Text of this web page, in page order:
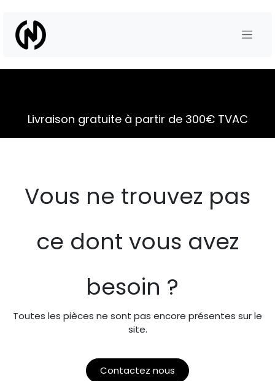
Livraison gratuite à partir de 300€ TVAC
Vous ne trouvez pas
ce dont vous avez
besoin ?
Toutes les pièces ne sont pas encore présentes sur le
site.
Contactez nous